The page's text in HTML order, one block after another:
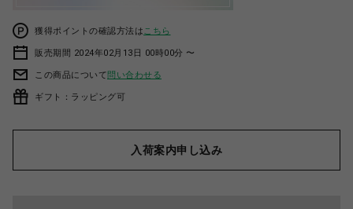
獲得ポイントの確認方法は こちら
販売期間 2024年02月13日 00時00分 〜
この商品について問い合わせる
ギフト：ラッピング可
入荷案内申し込み